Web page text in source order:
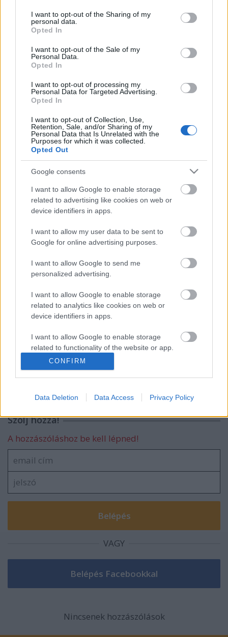
not limited to your visit or usage behaviour. You may click to
grant or deny consent to Google and its third-party tags to
use your data for below specified purposes in below Google
consent section.
I want to opt-out of the Sharing of my
personal data.
Opted In
I want to opt-out of the Sale of my
Personal Data.
Opted In
I want to opt-out of processing my
Personal Data for Targeted Advertising.
Opted In
I want to opt-out of Collection, Use,
Retention, Sale, and/or Sharing of my
Personal Data that Is Unrelated with the
Purposes for which it was collected.
Opted Out
Google consents
I want to allow Google to enable storage
related to advertising like cookies on web or
device identifiers in apps.
I want to allow my user data to be sent to
Google for online advertising purposes.
I want to allow Google to send me
personalized advertising.
I want to allow Google to enable storage
related to analytics like cookies on web or
device identifiers in apps.
I want to allow Google to enable storage
related to functionality of the website or app.
I want to allow Google to enable storage
related to personalization.
I want to allow Google to enable storage
functionality and fraud prevention, and other
CONFIRM
Data Deletion Data Access Privacy Policy
Címkék:támogatás videoton szurkolók fanatikusok élőkép
koreo Háztáji
Ajánlott bejegyzések:
Új weboldal!
ULTRAS ZENIT .. Supporters Of Zenit
St.Petersburg |TifoTV
Szavazás a táborokkal kapcsolatosan!
MLSZ sarc - 300 ezres büntetés a
Diósgyőrnek!
Csalódott körmendi szurkolók
közleménye
Szólj hozzá!
A hozzászóláshoz be kell lépned!
VAGY
Nincsenek hozzászólások